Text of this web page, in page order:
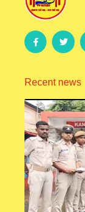
Recent news